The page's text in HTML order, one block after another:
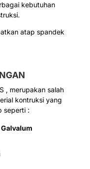
kebutuhan
atap spandek
, merupakan salah
kontruksi yang
seperti :